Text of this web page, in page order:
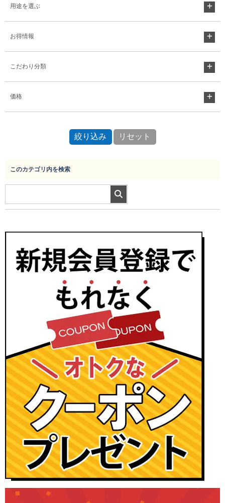
用途を選ぶ
お得情報
こだわり分類
価格
このカテゴリ内を検索